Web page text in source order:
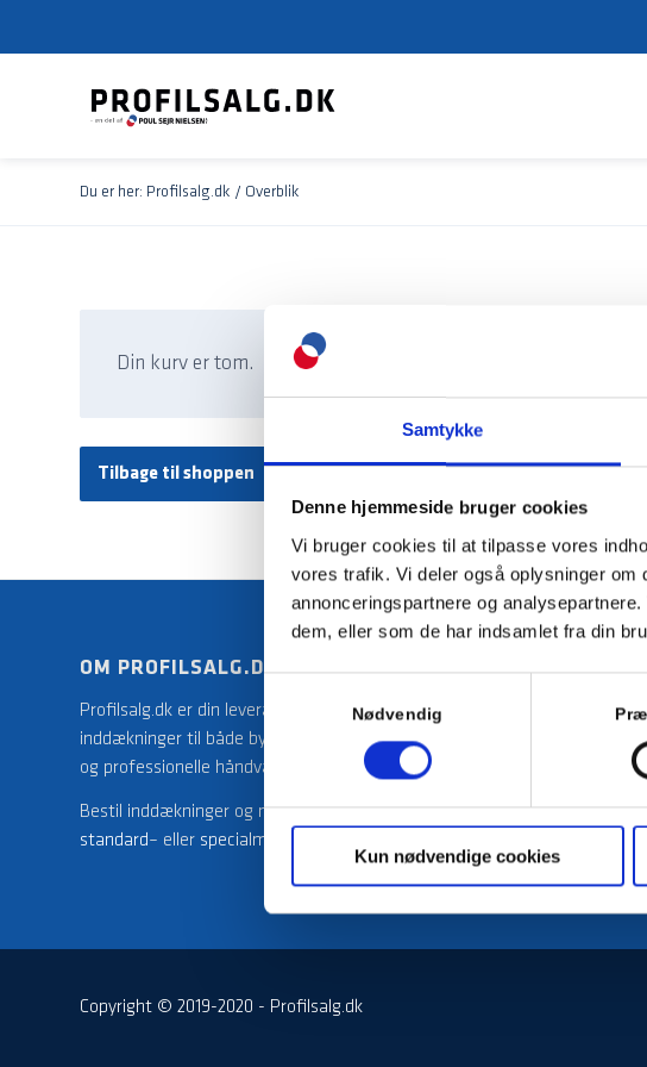
Samtykke
Denne hjemmeside bruger cookies
Vi bruger cookies til at tilpasse vores
vores trafik. Vi deler også oplysninger om
annonceringspartnere og
dem, eller som de har indsamlet fra din
Nødvendig
Kun nødvendige cookies
Du er her: Profilsalg.dk / Overblik
Din kurv er tom.
Tilbage til shoppen
OM PROFILSALG.DK
Profilsalg.dk er din leverandør af
inddækninger til både byg-selv private
og professionelle håndværkere.
Bestil inddækninger og materialer i
standard– eller specialmål
POUL SEJR
er
største teknikhus med
kompetencer inden for
Facade arbejde.
Copyright © 2019-2020 - Profilsalg.dk